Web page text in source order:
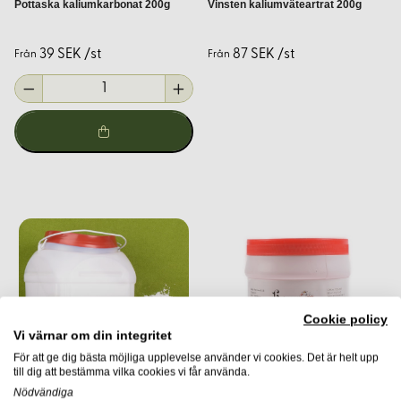
Natriumhydrosulfit:
Används som reduktionsmedel vid
indigofärgen så att den kan binda till fibrerna.
Hur använder man betmedel
vid växtfärgning?
Förbered betbadet:
Lös upp betmedlet i varmt vatten
enligt rekommenderad dosering. Till exempel, för alun,
använd cirka 20 gram per 100 gram textilmaterial.
Lägg det förtvättade och fuktiga textilmaterialet i
betbadet. Värm upp till cirka 90°C och håll denna
temperatur i en timme. Rör om försiktigt för att säkerställa
jämn betning.
Pottaska kaliumkarbonat 200g
Från 39 SEK /st
Vinsten kaliumväteartrat 200g
Från 87 SEK /st
Cookie policy
Vi värnar om din integritet
För att ge dig bästa möjliga upplevelse använder vi cookies. Det är helt upp
till dig att bestämma vilka cookies vi får använda.
Nödvändiga